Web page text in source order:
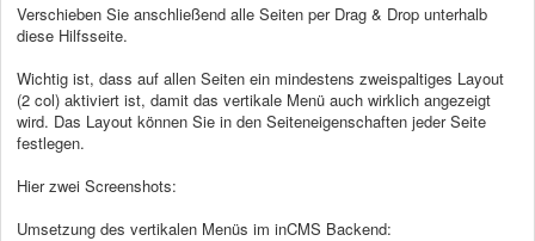
Verschieben Sie anschließend alle Seiten per Drag & Drop unterhalb
diese Hilfsseite.
Wichtig ist, dass auf allen Seiten ein mindestens zweispaltiges Layout
(2 col) aktiviert ist, damit das vertikale Menü auch wirklich angezeigt
wird. Das Layout können Sie in den Seiteneigenschaften jeder Seite
festlegen.
Hier zwei Screenshots:
Umsetzung des vertikalen Menüs im inCMS Backend: